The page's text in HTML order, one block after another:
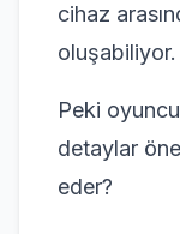
cihaz
oluşabiliyor.
Peki
detaylar
eder?